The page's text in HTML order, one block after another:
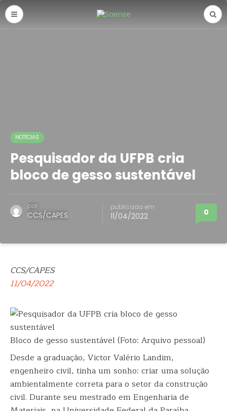
NOTÍCIAS
Pesquisador da UFPB cria
bloco de gesso sustentável
por
CCS/CAPES
publicado em
11/04/2022 0
CCS/CAPES
11/04/2022
Bloco de gesso sustentável (Foto: Arquivo pessoal)
Desde a graduação, Victor Valério Landim,
engenheiro civil, tinha um sonho: criar uma solução
ambientalmente correta para o setor da construção
civil. Durante seu mestrado em Engenharia de